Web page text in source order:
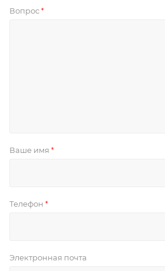
Вопрос *
Ваше имя *
Телефон *
Электронная почта